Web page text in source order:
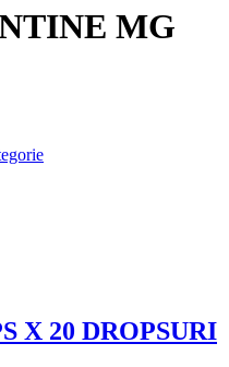
MG
X 20 DROPSURI